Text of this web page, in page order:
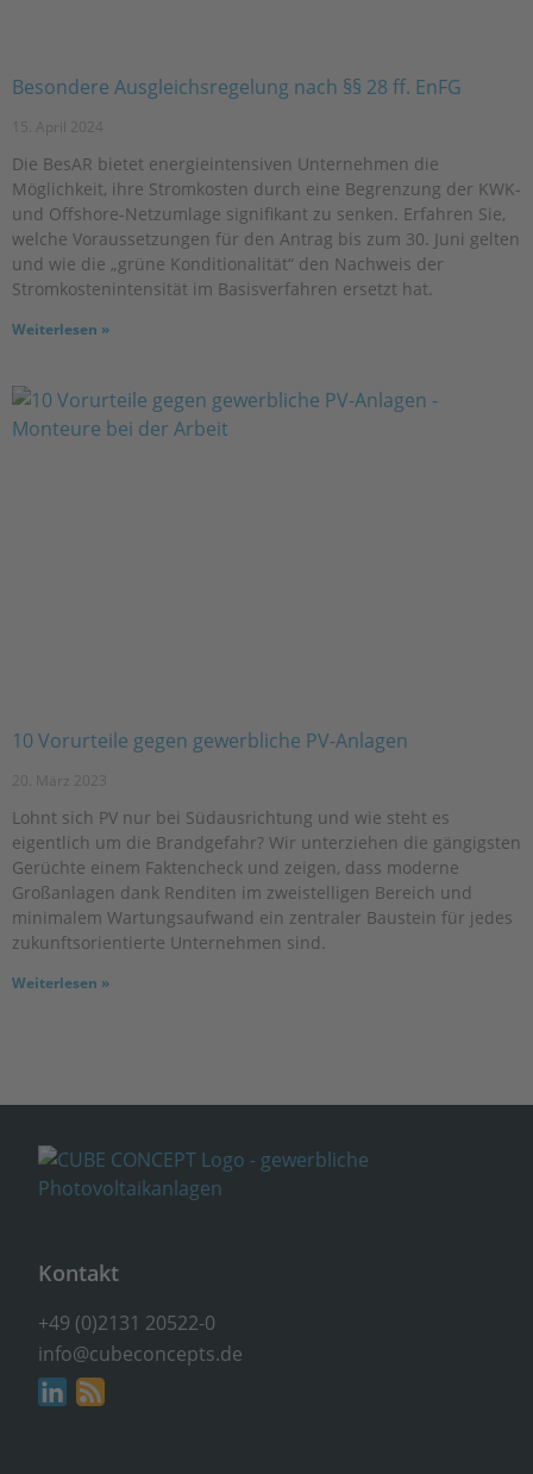
Besondere Ausgleichsregelung nach §§ 28 ff. EnFG
15. April 2024
Die BesAR bietet energieintensiven Unternehmen die
Möglichkeit, ihre Stromkosten durch eine Begrenzung der KWK-
und Offshore-Netzumlage signifikant zu senken. Erfahren Sie,
welche Voraussetzungen für den Antrag bis zum 30. Juni gelten
und wie die „grüne Konditionalität“ den Nachweis der
Stromkostenintensität im Basisverfahren ersetzt hat.
Weiterlesen »
10 Vorurteile gegen gewerbliche PV-Anlagen
20. März 2023
Lohnt sich PV nur bei Südausrichtung und wie steht es
eigentlich um die Brandgefahr? Wir unterziehen die gängigsten
Gerüchte einem Faktencheck und zeigen, dass moderne
Großanlagen dank Renditen im zweistelligen Bereich und
minimalem Wartungsaufwand ein zentraler Baustein für jedes
zukunftsorientierte Unternehmen sind.
Weiterlesen »
Kontakt
+49 (0)2131 20522-0
info@cubeconcepts.de